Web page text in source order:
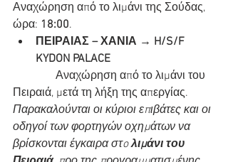
Αναχώρηση από το λιμάνι της Σούδας,
ώρα: 18:00.
ΠΕΙΡΑΙΑΣ – ΧΑΝΙΑ → H/S/F
KYDON PALACE
Πειραιά, μετά τη λήξη της απεργίας.
Παρακαλούνται οι κύριοι επιβάτες και οι
οδηγοί των φορτηγών οχημάτων να
βρίσκονται έγκαιρα στo λιμάνι του